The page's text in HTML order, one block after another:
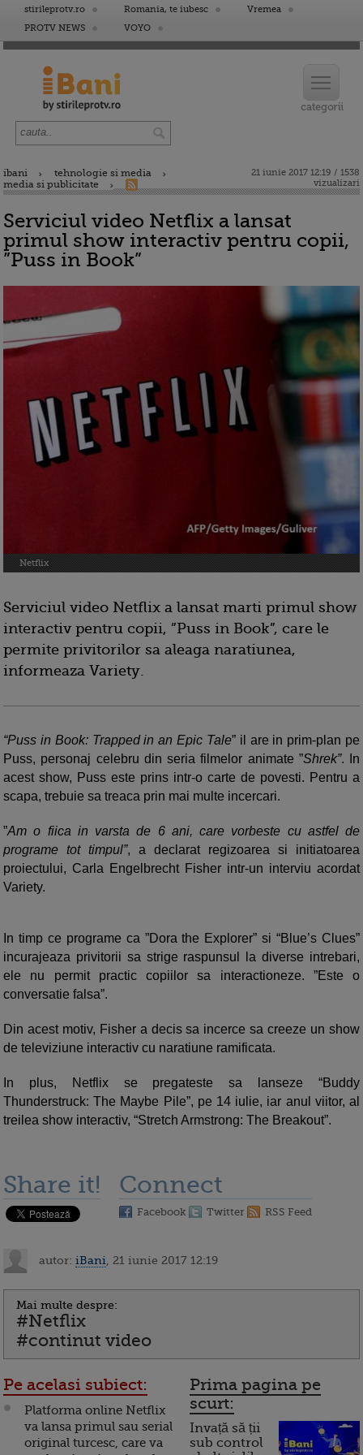
stirileprotv.ro Romania, te iubesc
Vremea
PROTV NEWS
VOYO
ibani
tehnologie si media
media si publicitate
21 iunie 2017 12:19 / 1538
vizualizari
Serviciul video Netflix a lansat
primul show interactiv pentru copii,
”Puss in Book”
Netflix
Serviciul video Netflix a lansat marti primul show
interactiv pentru copii, ”Puss in Book”, care le
permite privitorilor sa aleaga naratiunea,
informeaza Variety.
“Puss in Book: Trapped in an Epic Tale” il are in prim-plan pe
Puss, personaj celebru din seria filmelor animate ”Shrek”. In
acest show, Puss este prins intr-o carte de povesti. Pentru a
scapa, trebuie sa treaca prin mai multe incercari.
”Am o fiica in varsta de 6 ani, care vorbeste cu astfel de
programe tot timpul”, a declarat regizoarea si initiatoarea
proiectului, Carla Engelbrecht Fisher intr-un interviu acordat
Variety.
In timp ce programe ca ”Dora the Explorer” si “Blue’s Clues”
incurajeaza privitorii sa strige raspunsul la diverse intrebari,
ele nu permit practic copiilor sa interactioneze. ”Este o
conversatie falsa”.
Din acest motiv, Fisher a decis sa incerce sa creeze un show
de televiziune interactiv cu naratiune ramificata.
In plus, Netflix se pregateste sa lanseze “Buddy
Thunderstruck: The Maybe Pile”, pe 14 iulie, iar anul viitor, al
treilea show interactiv, “Stretch Armstrong: The Breakout”.
Share it! Connect
Facebook Twitter RSS Feed
autor: iBani , 21 iunie 2017 12:19
Mai multe despre:
#Netflix
#continut video
Pe acelasi subiect:
Platforma online Netflix
va lansa primul sau serial
original turcesc, care va
Prima pagina pe
scurt:
Invață să ții
sub control